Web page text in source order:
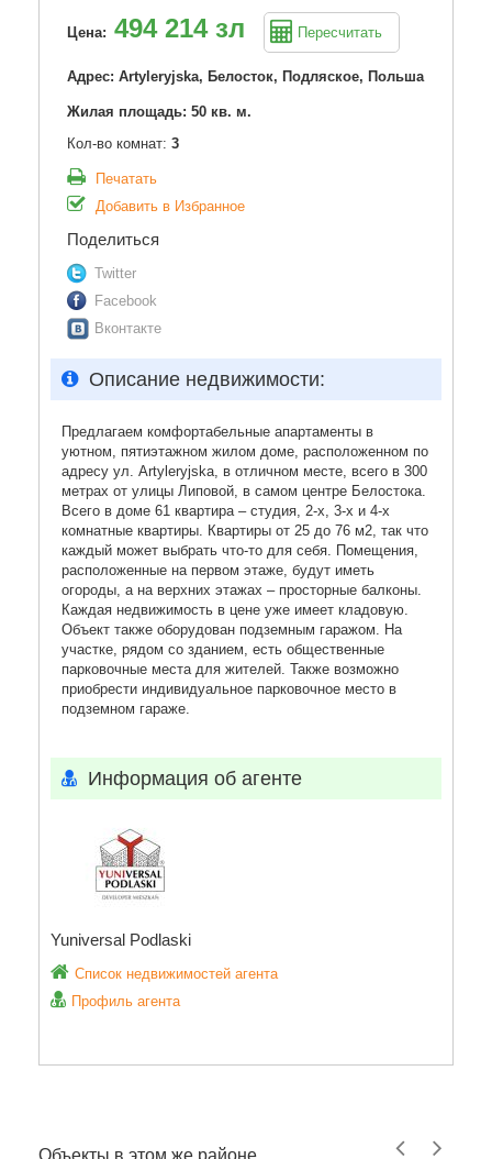
Цена: 494 214 зл Пересчитать
Адрес: Artyleryjska, Белосток, Подляское, Польша
Жилая площадь: 50 кв. м.
Кол-во комнат: 3
Печатать
Добавить в Избранное
Поделиться
Twitter
Facebook
Вконтакте
Описание недвижимости:
Предлагаем комфортабельные апартаменты в
уютном, пятиэтажном жилом доме, расположенном по
адресу ул. Artyleryjska, в отличном месте, всего в 300
метрах от улицы Липовой, в самом центре Белостока.
Всего в доме 61 квартира – студия, 2-х, 3-х и 4-х
комнатные квартиры. Квартиры от 25 до 76 м2, так что
каждый может выбрать что-то для себя. Помещения,
расположенные на первом этаже, будут иметь
огороды, а на верхних этажах – просторные балконы.
Каждая недвижимость в цене уже имеет кладовую.
Объект также оборудован подземным гаражом. На
участке, рядом со зданием, есть общественные
парковочные места для жителей. Также возможно
приобрести индивидуальное парковочное место в
подземном гараже.
Информация об агенте
Yuniversal Podlaski
Список недвижимостей агента
Профиль агента
Объекты в этом же районе